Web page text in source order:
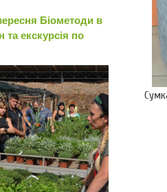
Біометоди в
та екскурсія по